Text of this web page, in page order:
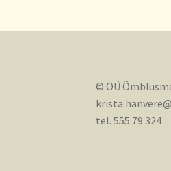
© OÜ
tel. 555 79 324